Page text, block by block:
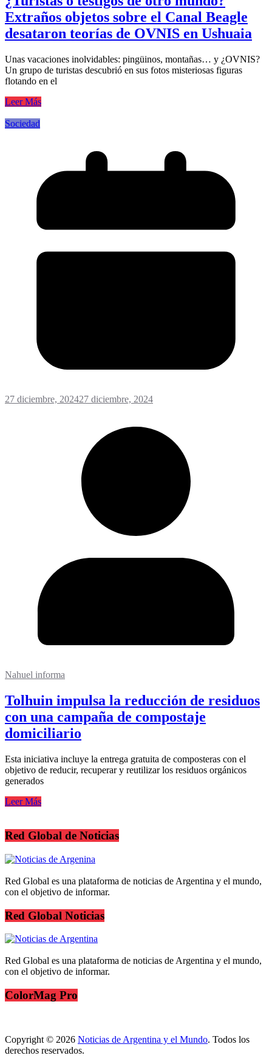
Extraños objetos sobre el Canal Beagle
desataron teorías de OVNIS en Ushuaia
Unas vacaciones inolvidables: pingüinos, montañas… y ¿OVNIS?
Un grupo de turistas descubrió en sus fotos misteriosas figuras
flotando en el
Leer Más
Sociedad
27 diciembre, 202427 diciembre, 2024
Nahuel informa
Tolhuin impulsa la reducción de residuos
con una campaña de compostaje
domiciliario
Esta iniciativa incluye la entrega gratuita de composteras con el
objetivo de reducir, recuperar y reutilizar los residuos orgánicos
generados
Leer Más
Red Global de Noticias
Red Global es una plataforma de noticias de Argentina y el mundo,
con el objetivo de informar.
Red Global Noticias
Red Global es una plataforma de noticias de Argentina y el mundo,
con el objetivo de informar.
ColorMag Pro
Copyright © 2026 Noticias de Argentina y el Mundo. Todos los
derechos reservados.